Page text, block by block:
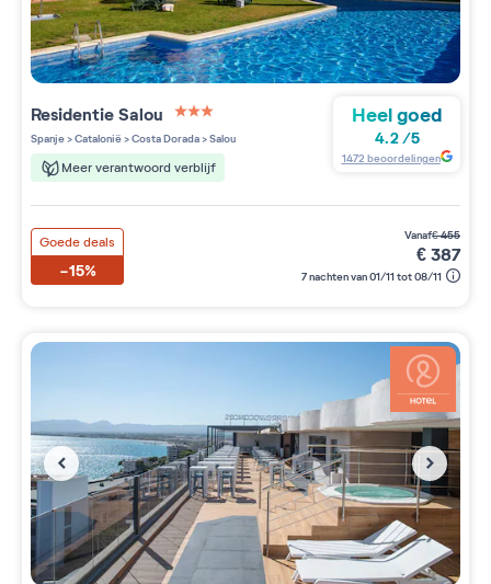
ResidentieSalou
3 étoiles sur 5
Spanje>Catalonië>Costa Dorada>Salou
Meer verantwoord verblijf
Heel goed
4.2/5
1472 beoordelingen
Goede deals
-15%
vanaf€455
€387
7 nachten van 01/11 tot 08/11